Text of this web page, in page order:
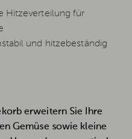
Hitzeverteilung für
und hitzebeständig
erweitern Sie Ihre
Gemüse sowie kleine